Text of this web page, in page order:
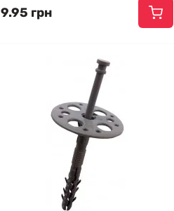
9.95 грн